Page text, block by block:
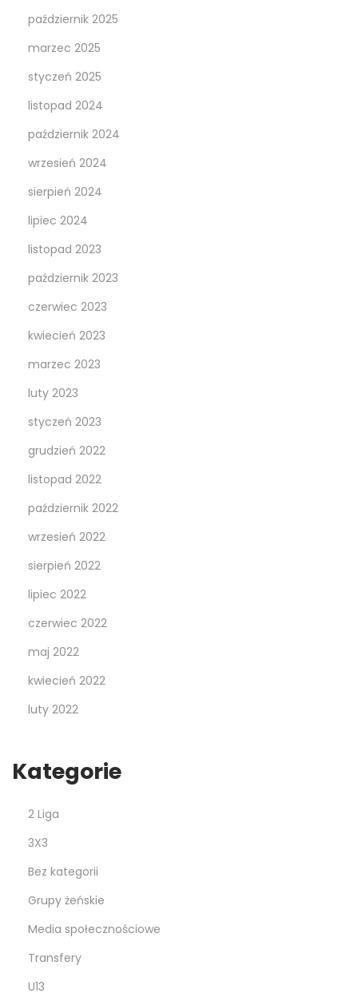
październik 2025
marzec 2025
styczeń 2025
listopad 2024
październik 2024
wrzesień 2024
sierpień 2024
lipiec 2024
listopad 2023
październik 2023
czerwiec 2023
kwiecień 2023
marzec 2023
luty 2023
styczeń 2023
grudzień 2022
listopad 2022
październik 2022
wrzesień 2022
sierpień 2022
lipiec 2022
czerwiec 2022
maj 2022
kwiecień 2022
luty 2022
Kategorie
2 Liga
3X3
Bez kategorii
Grupy żeńskie
Media społecznościowe
Transfery
U13